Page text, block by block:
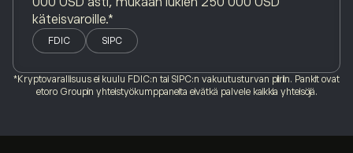
käteisvaroille.*
FDIC SIPC
*Kryptovarallisuus ei kuulu FDIC:n tai SIPC:n vakuutusturvan piiriin. Pankit ovat
etoro Groupin yhteistyökumppaneita eivätkä palvele kaikkia yhteisöjä.